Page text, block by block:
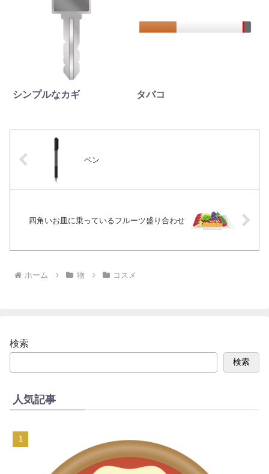
シンプルなカギ タバコ
ペン
四角いお皿に乗っているフルーツ盛り合わせ
ホーム 物 コスメ
検索
検索
人気記事